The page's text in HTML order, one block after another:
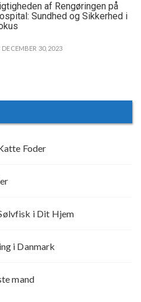
af Rengøringen på
Sundhed og Sikkerhed i
DECEMBER 30, 2023
Foder
i Dit Hjem
i Danmark
mand